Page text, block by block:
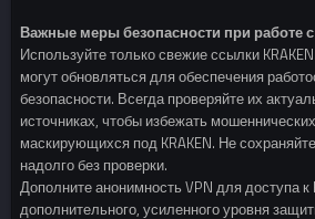
Важные меры безопасности при работе с
Используйте только свежие ссылки
могут обновляться для обеспечения
безопасности. Всегда проверяйте их
источниках, чтобы избежать
маскирующихся под KRAKEN. Не
надолго без проверки.
Дополните анонимность VPN для доступа к
дополнительного, усиленного уровня